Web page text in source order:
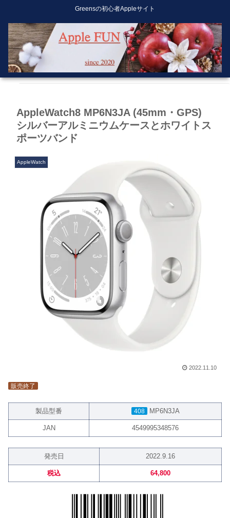
Greensの初心者Appleサイト
AppleWatch8 MP6N3JA (45mm・GPS)
シルバーアルミニウムケースとホワイトス
ポーツバンド
AppleWatch
2022.11.10
販売終了
製品型番 408 MP6N3JA
JAN 4549995348576
発売日 2022.9.16
税込 64,800